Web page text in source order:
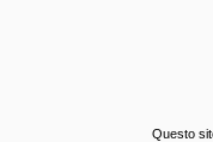
Questo